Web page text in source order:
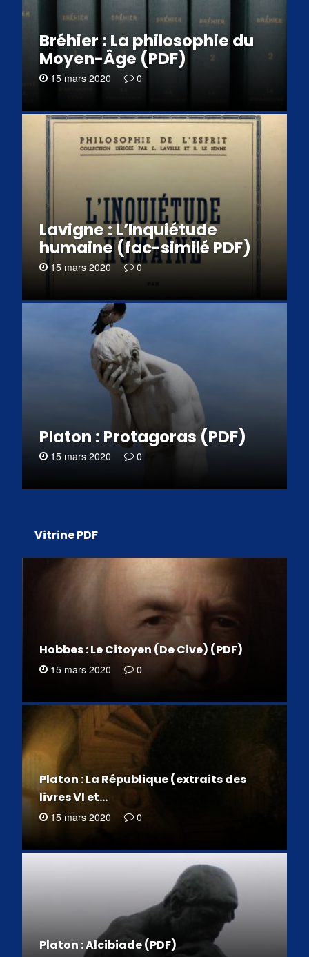
Bréhier : La philosophie du
Moyen-Âge (PDF)
15 mars 2020 0
Lavigne : L’Inquiétude
humaine (fac-similé PDF)
15 mars 2020 0
Platon : Protagoras (PDF)
15 mars 2020 0
Vitrine PDF
Hobbes : Le Citoyen (De Cive) (PDF)
15 mars 2020 0
Platon : La République (extraits des
livres VI et…
15 mars 2020 0
Platon : Alcibiade (PDF)